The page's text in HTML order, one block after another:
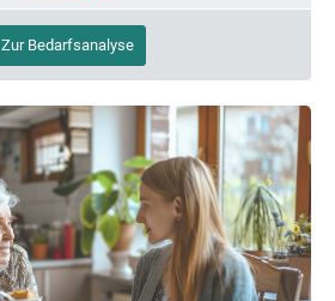
Zur Bedarfsanalyse